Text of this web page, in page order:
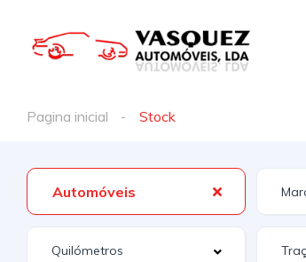
Pagina inicial Stock
Automóveis